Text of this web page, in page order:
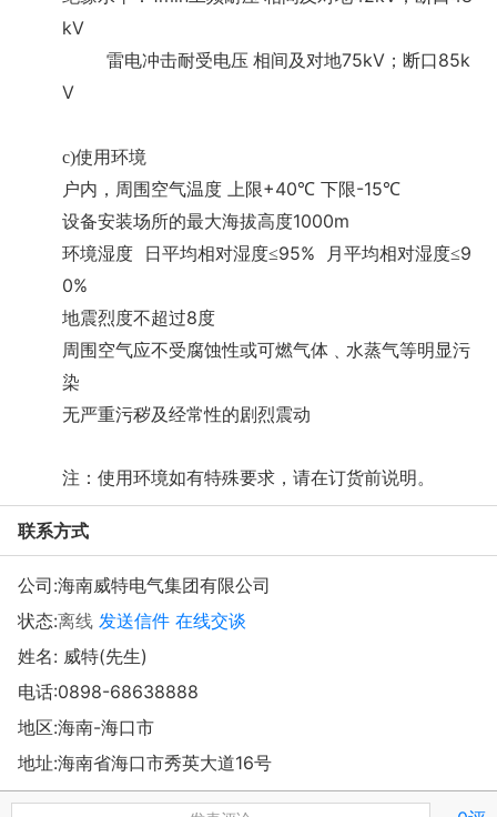
kV
雷电冲击耐受电压 相间及对地75kV ；断口85k
V
c)使用环境
户内，周围空气温度
上限+40℃ 下限-15℃
设备安装场所的最大海拔高度1000m
环境湿度 日平均相对湿度≤95% 月平均相对湿度≤9
0%
地震烈度不超过8度
周围空气应不受腐蚀性或可燃气体﹑水蒸气等明显污
染
无严重污秽及经常性的剧烈震动
注：使用环境如有特殊要求，请在订货前说明。
联系方式
公司:海南威特电气集团有限公司
状态:离线 发送信件 在线交谈
姓名: 威特(先生)
电话:0898-68638888
地区:海南-海口市
地址:海南省海口市秀英大道16号